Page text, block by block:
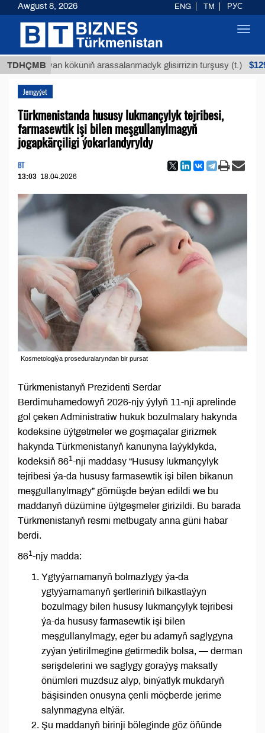
TDHÇMB
Buýan köküniň arassalanmadyk glisirrizin turşusy (t.) $12935,18
Jemgyýet
Türkmenistanda hususy lukmançylyk tejribesi,
farmasewtik işi bilen meşgullanylmagyň
jogapkärçiligi ýokarlandyryldy
BT
13:03 18.04.2026
Kosmetologiýa proseduralaryndan bir pursat
Türkmenistanyň Prezidenti Serdar
Berdimuhamedowyň 2026-njy ýylyň 11-nji aprelinde
gol çeken Administratiw hukuk bozulmalary hakynda
kodeksine üýtgetmeler we goşmaçalar girizmek
hakynda Türkmenistanyň kanunyna laýyklykda,
kodeksiň 861-nji maddasy “Hususy lukmançylyk
tejribesi ýa-da hususy farmasewtik işi bilen bikanun
meşgullanylmagy” görnüşde beýan edildi we bu
maddanyň düzümine üýtgeşmeler girizildi. Bu barada
Türkmenistanyň resmi metbugaty anna güni habar
berdi.
861-njy madda:
Ygtyýarnamanyň bolmazlygy ýa-da
ygtyýarnamanyň şertleriniň bilkastlaýyn
bozulmagy bilen hususy lukmançylyk tejribesi
ýa-da hususy farmasewtik işi bilen
meşgullanylmagy, eger bu adamyň saglygyna
zyýan ýetirilmegine getirmedik bolsa, — derman
serişdelerini we saglygy goraýyş maksatly
önümleri muzdsuz alyp, binýatlyk mukdaryň
bäşisinden onusyna çenli möçberde jerime
salynmagyna eltýär.
Şu maddanyň birinji böleginde göz öňünde
Awgust 8, 2026 ENG TM РУС